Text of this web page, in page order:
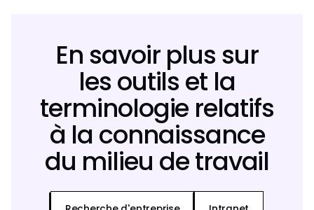
En savoir plus sur
les outils et la
terminologie relatifs
à la connaissance
du milieu de travail